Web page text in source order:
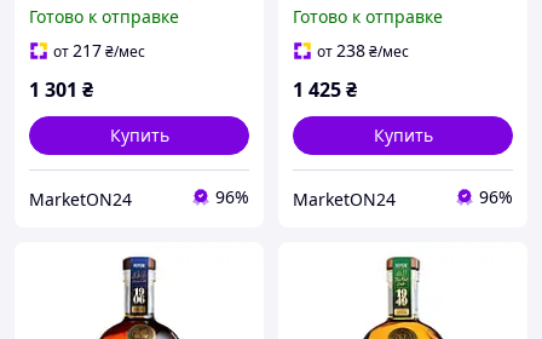
Готово к отправке
от217₴/мес
1 301 ₴
Купить
MarketON24 96%
Готово к отправке
от238₴/мес
1 425₴
Купить
MarketON24 96%